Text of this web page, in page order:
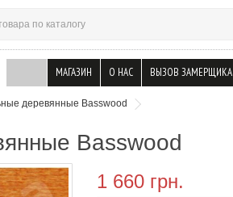
МАГАЗИН О НАС ВЫЗОВ ЗАМЕРЩИКА
деревянные Basswood
Basswood
1 660 грн.